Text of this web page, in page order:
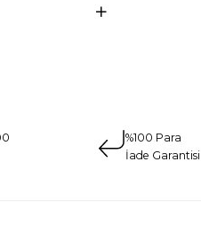
%100 Para
İade Garantisi